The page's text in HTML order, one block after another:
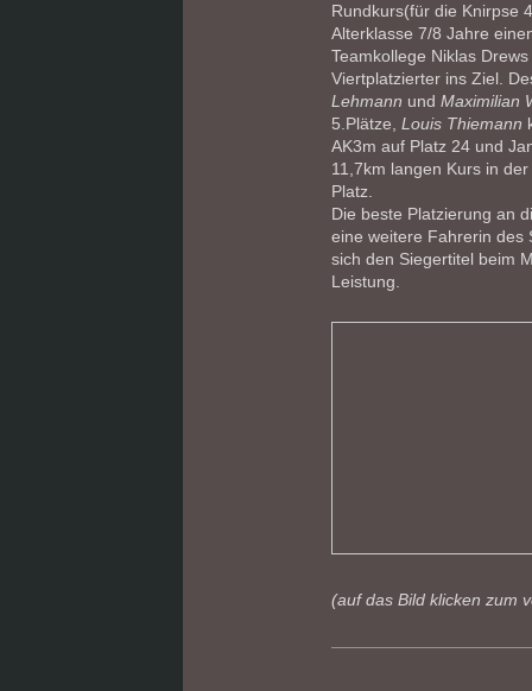
Rundkurs(für die Knirpse
Alterklasse 7/8 Jahre
Teamkollege Niklas
Viertplatzierter ins Ziel.
Lehmann undMaximilian
5.Plätze,Louis Thiemann
AK3m auf Platz 24 und
11,7km langen Kurs in
Platz.
Die beste Platzierung an
eine weitere Fahrerin des
sich den Siegertitel beim
Leistung.
(auf das Bild klicken zum